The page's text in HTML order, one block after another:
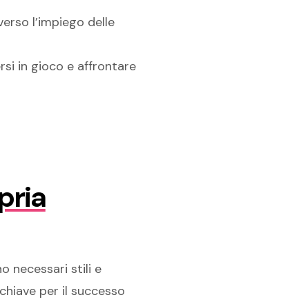
l’impiego delle
in gioco e affrontare
necessari stili e
per il successo